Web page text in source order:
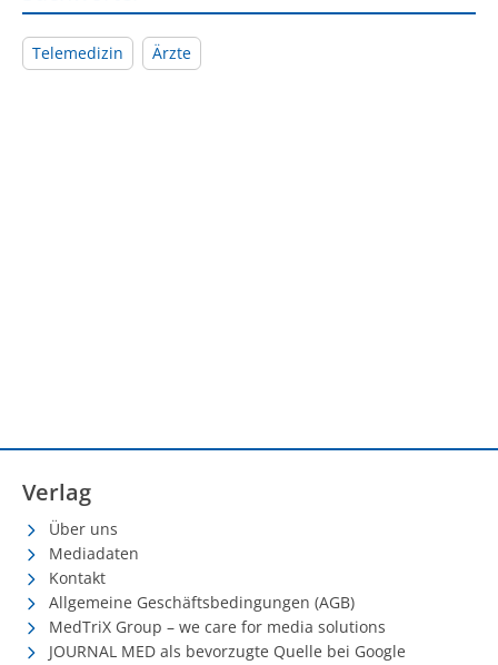
Telemedizin Ärzte
Verlag
Über uns
Mediadaten
Kontakt
Allgemeine Geschäftsbedingungen (AGB)
MedTriX Group – we care for media solutions
JOURNAL MED als bevorzugte Quelle bei Google